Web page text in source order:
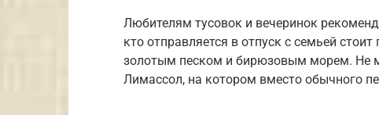
Любителям тусовок и вечеринок
кто отправляется в отпуск с семьей
золотым песком и бирюзовым морем. Не
Лимассол, на котором вместо обычного